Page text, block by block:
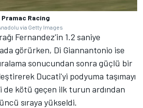
Racing
via Getty Images
Fernandez'in 1.2 saniye
görürken, Di Giannantonio ise
sonucundan sonra güçlü bir
Ducati'yi podyuma taşımayı
de kötü geçen ilk turun ardından
sıraya yükseldi.